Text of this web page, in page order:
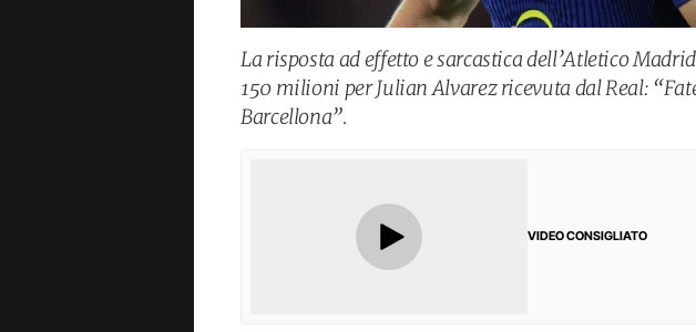
La risposta ad effetto e sarcastica dell’Atletico
150 milioni per Julian Alvarez ricevuta dal Real:
Barcellona”.
VIDEO CONSIGLIATO